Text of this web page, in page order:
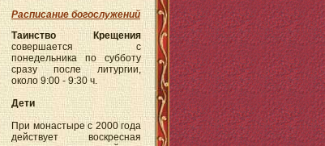
Расписание богослужений
Таинство Крещения
совершается с
понедельника по субботу
сразу после литургии,
около 9:00 - 9:30 ч.
Дети
При монастыре с 2000 года
действует воскресная